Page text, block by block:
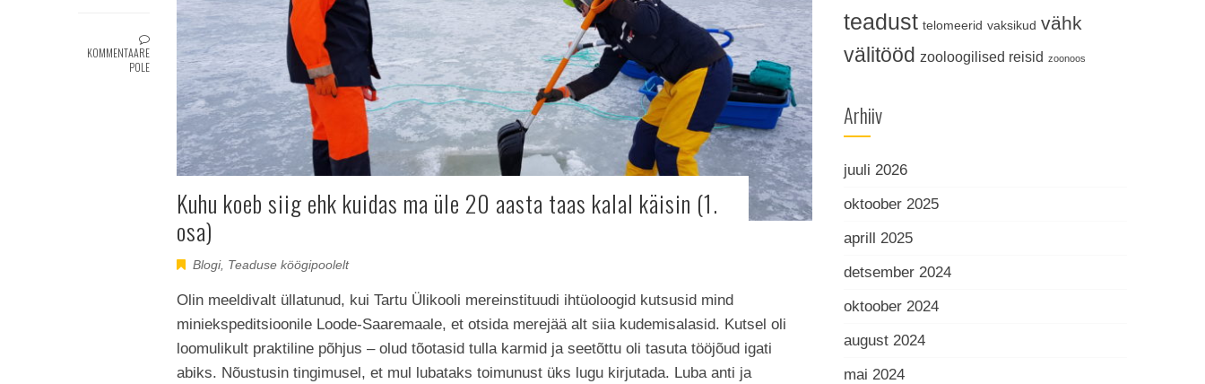
KOMMENTAARE
POLE
Kuhu koeb siig ehk kuidas ma üle 20 aasta taas kalal käisin (1.
osa)
Blogi, Teaduse köögipoolelt
Olin meeldivalt üllatunud, kui Tartu Ülikooli mereinstituudi ihtüoloogid kutsusid mind
miniekspeditsioonile Loode-Saaremaale, et otsida merejää alt siia kudemisalasid. Kutsel oli
loomulikult praktiline põhjus – olud tõotasid tulla karmid ja seetõttu oli tasuta tööjõud igati
abiks. Nõustusin tingimusel, et mul lubataks toimunust üks lugu kirjutada. Luba anti ja
teadust telomeerid vaksikud vähk
välitööd zooloogilised reisid zoonoos
Arhiiv
juuli 2026
oktoober 2025
aprill 2025
detsember 2024
oktoober 2024
august 2024
mai 2024